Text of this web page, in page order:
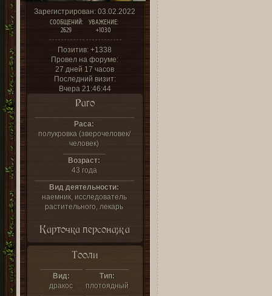
Зарегистрирован: 03.02.2022
СООБЩЕНИЙ:
2629
УВАЖЕНИЕ:
+1030
Позитив: +1338
Провел на форуме:
27 дней 17 часов
Последний визит:
Вчера 21:46:44
Раго
Раса:
полукровка (зверочеловек/
человек)
Возраст:
43 года
Вид деятельности:
наемник, исследователь
растительного, лекарь
Карточка персонажа
Тооли
Вид:
дракос
Тип:
плотоядный